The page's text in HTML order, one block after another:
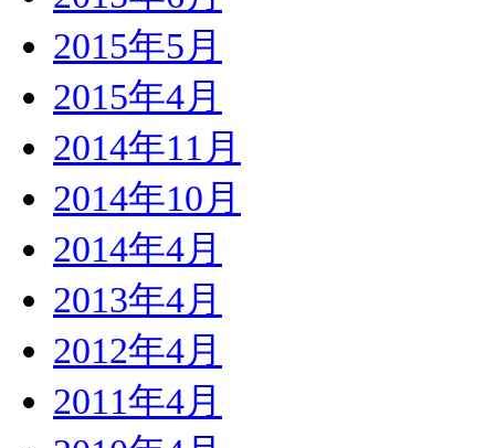
2015年5月
2015年4月
2014年11月
2014年10月
2014年4月
2013年4月
2012年4月
2011年4月